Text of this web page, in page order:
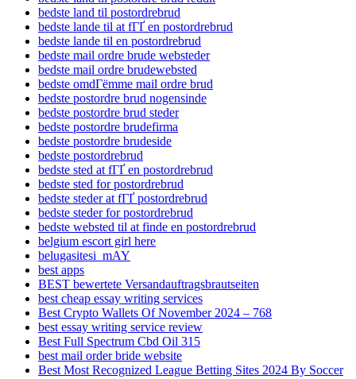
bedste land til postordrebrud
bedste lande til at fГҐ en postordrebrud
bedste lande til en postordrebrud
bedste mail ordre brude websteder
bedste mail ordre brudewebsted
bedste omdГёmme mail ordre brud
bedste postordre brud nogensinde
bedste postordre brud steder
bedste postordre brudefirma
bedste postordre brudeside
bedste postordrebrud
bedste sted at fГҐ en postordrebrud
bedste sted for postordrebrud
bedste steder at fГҐ postordrebrud
bedste steder for postordrebrud
bedste websted til at finde en postordrebrud
belgium escort girl here
belugasitesi_mAY
best apps
BEST bewertete Versandauftragsbrautseiten
best cheap essay writing services
Best Crypto Wallets Of November 2024 – 768
best essay writing service review
Best Full Spectrum Cbd Oil 315
best mail order bride website
Best Most Recognized League Betting Sites 2024 By Soccer